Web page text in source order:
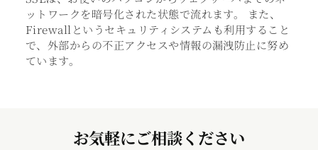
ットワークを暗号化された状態で流れます。 また、
Firewallというセキュリティシステムも利用すること
で、外部からの不正アクセスや情報の漏洩防止に努め
ています。
お気軽にご相談ください